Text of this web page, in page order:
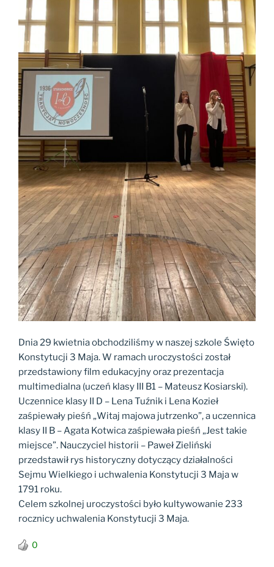
Dnia 29 kwietnia obchodziliśmy w naszej szkole Święto
Konstytucji 3 Maja. W ramach uroczystości został
przedstawiony film edukacyjny oraz prezentacja
multimedialna (uczeń klasy III B1 – Mateusz Kosiarski).
Uczennice klasy II D – Lena Tuźnik i Lena Kozieł
zaśpiewały pieśń „Witaj majowa jutrzenko”, a uczennica
klasy II B – Agata Kotwica zaśpiewała pieśń „Jest takie
miejsce”. Nauczyciel historii – Paweł Zieliński
przedstawił rys historyczny dotyczący działalności
Sejmu Wielkiego i uchwalenia Konstytucji 3 Maja w
1791 roku.
Celem szkolnej uroczystości było kultywowanie 233
rocznicy uchwalenia Konstytucji 3 Maja.
0